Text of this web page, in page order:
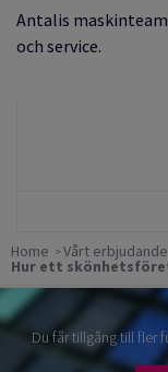
Antalis
och service.
Home Vårt erbjudande
Hur ett
Du får tillgång till fler